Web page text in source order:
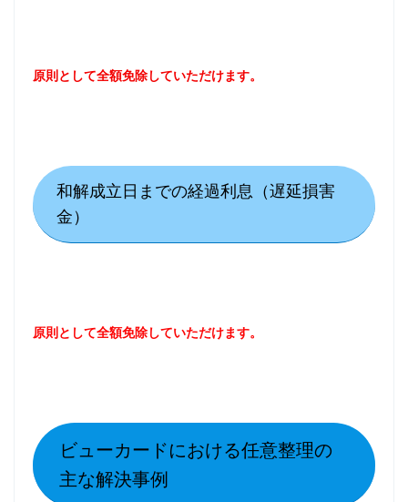
原則として全額免除していただけます。
和解成立日までの経過利息（遅延損害
金）
原則として全額免除していただけます。
ビューカードにおける任意整理の
主な解決事例